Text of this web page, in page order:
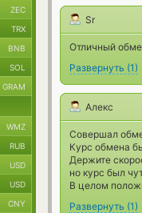
Sr
Отличный
Развернуть (1)
Алекс
Совершал
Курс обмена
Держите
но курс был
В целом
Развернуть (1)
ZEC
TRX
BNB
SOL
GRAM
WMZ
RUB
USD
USD
CNY